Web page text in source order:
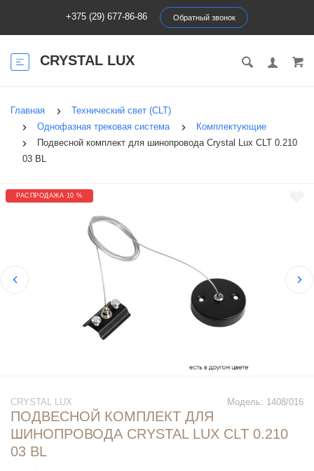
+375 (29) 677-86-86 Обратный звонок
CRYSTAL LUX
Главная
Технический свет (CLT)
Однофазная трековая система
Комплектующие
Подвесной комплект для шинопровода Crystal Lux CLT 0.210
03 BL
РАСПРОДАЖА 10 %
Модель: 1408/016
CRYSTAL LUX
ПОДВЕСНОЙ КОМПЛЕКТ ДЛЯ
ШИНОПРОВОДА CRYSTAL LUX CLT 0.210
03 BL